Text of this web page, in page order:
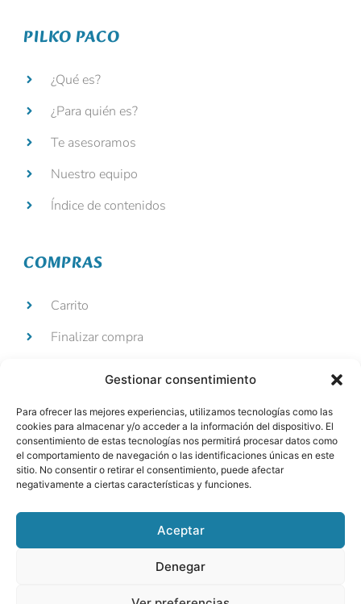
Gestionar consentimiento
Para ofrecer las mejores experiencias, utilizamos tecnologías como las
cookies para almacenar y/o acceder a la información del dispositivo. El
consentimiento de estas tecnologías nos permitirá procesar datos como
el comportamiento de navegación o las identificaciones únicas en este
sitio. No consentir o retirar el consentimiento, puede afectar
negativamente a ciertas características y funciones.
Aceptar
Denegar
PILKO PACO
¿Qué es?
¿Para quién es?
Te asesoramos
Nuestro equipo
Índice de contenidos
COMPRAS
Carrito
Finalizar compra
Copyright © 2025 | Edimar Novo Styl